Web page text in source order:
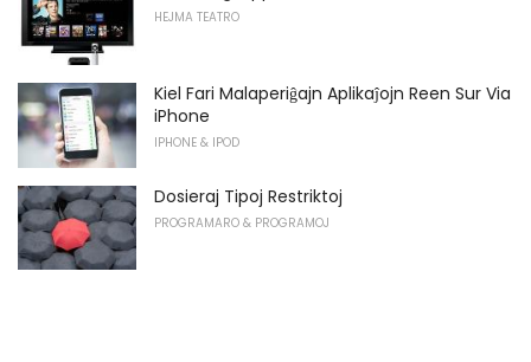
HEJMA TEATRO
Kiel Fari Malaperiĝajn Aplikaĵojn Reen Sur Via
iPhone
IPHONE & IPOD
Dosieraj Tipoj Restriktoj
PROGRAMARO & PROGRAMOJ